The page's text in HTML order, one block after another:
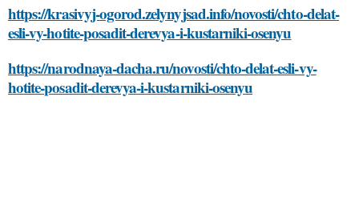
https://krasivyj-ogorod.zelynyjsad.info/novosti/chto-delat-
esli-vy-hotite-posadit-derevya-i-kustarniki-osenyu
https://narodnaya-dacha.ru/novosti/chto-delat-esli-vy-
hotite-posadit-derevya-i-kustarniki-osenyu